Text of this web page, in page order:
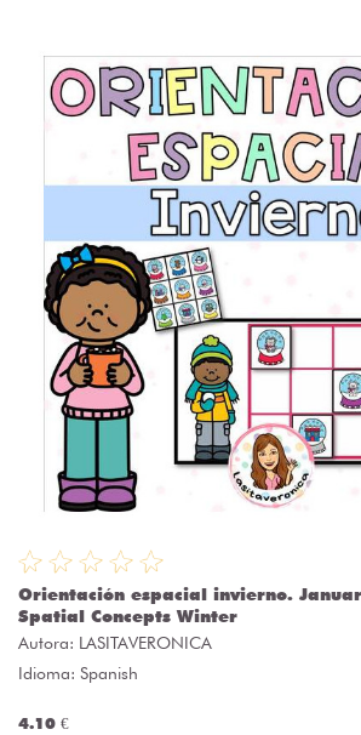
Orientación espacial invierno.
Spatial Concepts Winter
Autora: LASITAVERONICA
Idioma: Spanish
4.10 €